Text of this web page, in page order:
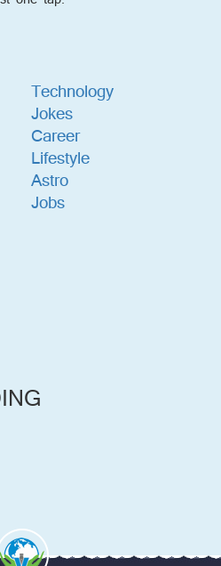
Technology
Jokes
Career
Lifestyle
Astro
Jobs